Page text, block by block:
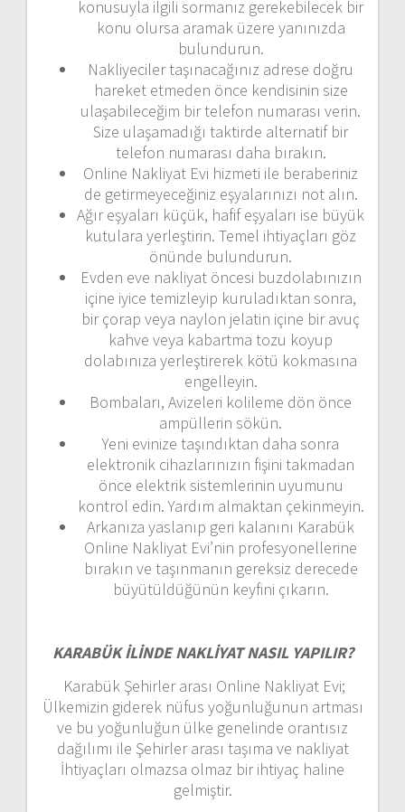
konusuyla ilgili sormanız gerekebilecek bir
konu olursa aramak üzere yanınızda
bulundurun.
Nakliyeciler taşınacağınız adrese doğru
hareket etmeden önce kendisinin size
ulaşabileceğim bir telefon numarası verin.
Size ulaşamadığı taktirde alternatif bir
telefon numarası daha bırakın.
Online Nakliyat Evi hizmeti ile beraberiniz
de getirmeyeceğiniz eşyalarınızı not alın.
Ağır eşyaları küçük, hafif eşyaları ise büyük
kutulara yerleştirin. Temel ihtiyaçları göz
önünde bulundurun.
Evden eve nakliyat öncesi buzdolabınızın
içine iyice temizleyip kuruladıktan sonra,
bir çorap veya naylon jelatin içine bir avuç
kahve veya kabartma tozu koyup
dolabınıza yerleştirerek kötü kokmasına
engelleyin.
Bombaları, Avizeleri kolileme dön önce
ampüllerin sökün.
Yeni evinize taşındıktan daha sonra
elektronik cihazlarınızın fişini takmadan
önce elektrik sistemlerinin uyumunu
kontrol edin. Yardım almaktan çekinmeyin.
Arkanıza yaslanıp geri kalanını Karabük
Online Nakliyat Evi’nin profesyonellerine
bırakın ve taşınmanın gereksiz derecede
büyütüldüğünün keyfini çıkarın.
KARABÜK İLİNDE NAKLİYAT NASIL YAPILIR?
Karabük Şehirler arası Online Nakliyat Evi;
Ülkemizin giderek nüfus yoğunluğunun artması
ve bu yoğunluğun ülke genelinde orantısız
dağılımı ile Şehirler arası taşıma ve nakliyat
İhtiyaçları olmazsa olmaz bir ihtiyaç haline
gelmiştir.